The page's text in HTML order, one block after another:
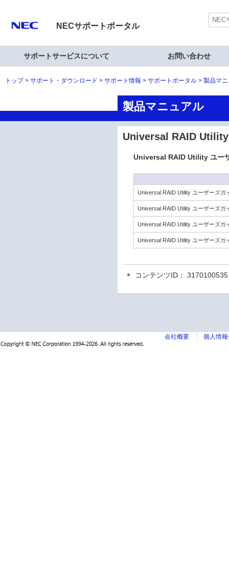
NECサポートポータル
サポートサービスについて お問い合わせ
トップ サポート・ダウンロード サポート情報 サポートポータル 製品マ
製品マニュアル
Universal RAID
Universal RAID Utility ユー
Universal RAID Utility ユーザーズガ
Universal RAID Utility ユーザーズガ
Universal RAID Utility ユーザーズ
Universal RAID Utility ユーザーズ
コンテンツID： 3170100535
会社概要 個人情